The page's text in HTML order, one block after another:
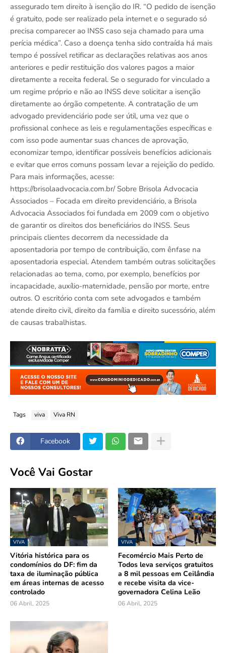
assegurado tem direito à isenção do IR. “O pedido de isenção
é gratuito, pode ser realizado pela internet e o segurado só
precisa comparecer ao INSS caso seja chamado para uma
perícia médica”. Caso a doença tenha sido contraída há mais
tempo é possível retificar as declarações relativas aos anos
anteriores e pedir restituição dos valores pagos a maior
diretamente a receita federal. Se o segurado for vinculado a
um regime próprio e não ao INSS deve solicitar a isenção
diretamente ao órgão competente. A contratação de um
advogado previdenciário pode ser útil, uma vez que o
profissional conhece as leis e regulamentações específicas e
com isso pode aumentar suas chances de aprovação,
economizar tempo, identificar possíveis benefícios adicionais
e evitar que erros comuns possam levar a rejeição do pedido.
Para mais informações, acesse:
https://brisolaadvocacia.com.br/ Sobre Brisola Advocacia
Associados – Focada em direito previdenciário, a Brisola
Advocacia Associados foi fundada em 2009 com o objetivo
de garantir os direitos dos beneficiários do INSS. Seus
principais clientes decorrem da necessidade da
aposentadoria por tempo de contribuição, com ênfase na
aposentadoria especial. Atendem também outras solicitações
relacionadas ao tema, como, por exemplo, benefícios por
incapacidade, auxílio-maternidade, pensão por morte, entre
outros. O escritório conta com sete advogados e também
atende direito civil, direito da família e direito sucessório, além
de causas trabalhistas.
Tags viva Viva RN
Facebook
Você Vai Gostar
VIVA
Vitória histórica para os
condomínios do DF: fim da
taxa de iluminação pública
em áreas internas de acesso
controlado
06 Abril, 2025
VIVA
Fecomércio Mais Perto de
Todos leva serviços gratuitos
a 8 mil pessoas em Ceilândia
e recebe visita da vice-
governadora Celina Leão
06 Abril, 2025